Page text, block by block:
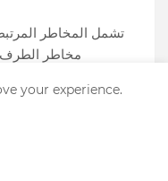
تشمل المخاطر
مخاطر الطرف
إصدار ذات
هل يمكنني
your experience.